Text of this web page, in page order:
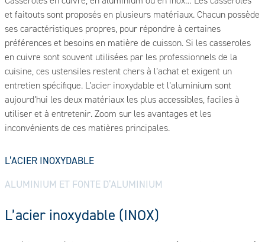
et faitouts sont proposés en plusieurs matériaux. Chacun possède
ses caractéristiques propres, pour répondre à certaines
préférences et besoins en matière de cuisson. Si les casseroles
en cuivre sont souvent utilisées par les professionnels de la
cuisine, ces ustensiles restent chers à l’achat et exigent un
entretien spécifique. L’acier inoxydable et l’aluminium sont
aujourd’hui les deux matériaux les plus accessibles, faciles à
utiliser et à entretenir. Zoom sur les avantages et les
inconvénients de ces matières principales.
L’ACIER INOXYDABLE
ALUMINIUM ET FONTE D’ALUMINIUM
L’acier inoxydable (INOX)